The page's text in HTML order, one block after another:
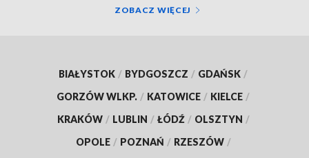
ZOBACZ WIĘCEJ
BIAŁYSTOK / BYDGOSZCZ / GDAŃSK /
GORZÓW WLKP. / KATOWICE / KIELCE /
KRAKÓW / LUBLIN / ŁÓDŹ / OLSZTYN /
OPOLE / POZNAŃ / RZESZÓW /